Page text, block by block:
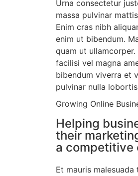
Urna consectetur
massa pulvinar
Enim cras nibh
enim ut bibendum.
quam ut
facilisi vel magna
bibendum viverra et
pulvinar nulla
Growing Online
Helping
their
a competitive
Et mauris